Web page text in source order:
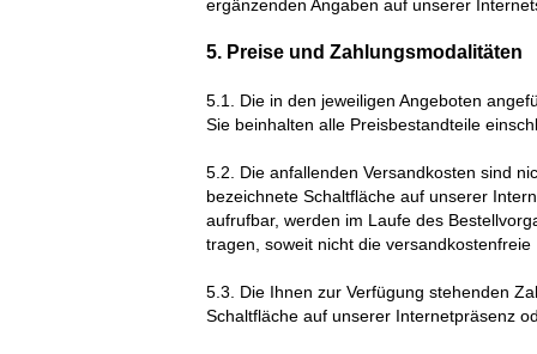
ergänzenden Angaben auf unserer
5. Preise und Zahlungsmodalitäten
5.1. Die in den jeweiligen Angeboten
Sie beinhalten alle Preisbestandteile
5.2. Die anfallenden Versandkosten sind
bezeichnete Schaltfläche auf unserer
aufrufbar, werden im Laufe des
tragen, soweit nicht die
5.3. Die Ihnen zur Verfügung stehenden
Schaltfläche auf unserer Internetpräsenz